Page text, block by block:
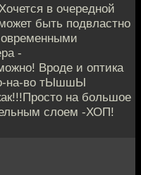
в очередной
быть подвластно
-
Вроде и оптика
на-во тЫшшЫ
на большое
слоем -ХОП!